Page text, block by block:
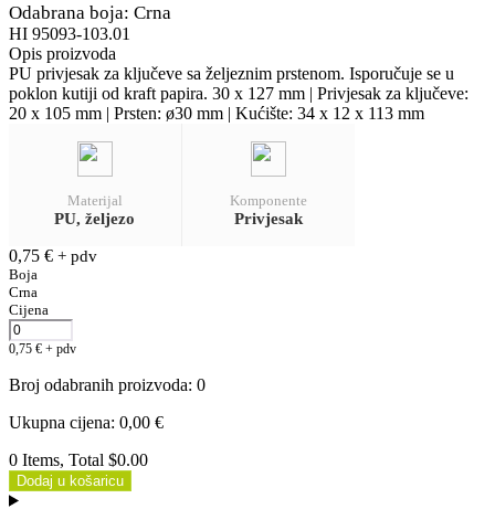
Odabrana boja: Crna
HI 95093-103.01
Opis proizvoda
PU privjesak za ključeve sa željeznim prstenom. Isporučuje se u
poklon kutiji od kraft papira. 30 x 127 mm | Privjesak za ključeve:
20 x 105 mm | Prsten: ø30 mm | Kućište: 34 x 12 x 113 mm
Materijal
PU, željezo
Komponente
Privjesak
0,75 € + pdv
Boja
Crna
Cijena
0,75 € + pdv
Broj odabranih proizvoda: 0
Ukupna cijena: 0,00 €
0 Items, Total $0.00
Dodaj u košaricu